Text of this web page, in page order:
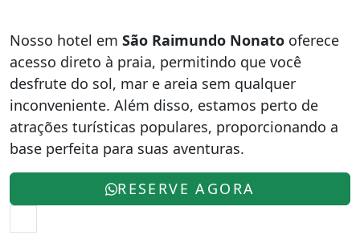
Nosso hotel em São Raimundo Nonato oferece
acesso direto à praia, permitindo que você
desfrute do sol, mar e areia sem qualquer
inconveniente. Além disso, estamos perto de
atrações turísticas populares, proporcionando a
base perfeita para suas aventuras.
RESERVE AGORA